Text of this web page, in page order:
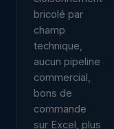
bricolé par
champ
technique,
aucun pipeline
commercial,
bons de
commande
sur Excel, plus